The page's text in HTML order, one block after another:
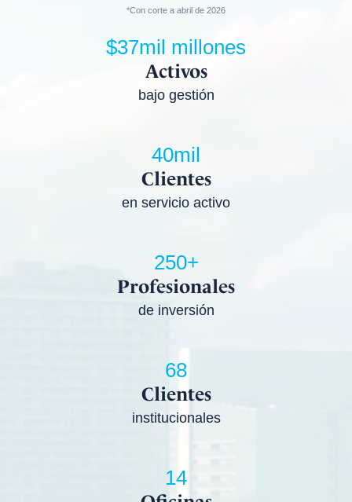
*Con corte a abril de 2026
$37mil millones
Activos
bajo gestión
40mil
Clientes
en servicio activo
250+
Profesionales
de inversión
68
Clientes
institucionales
14